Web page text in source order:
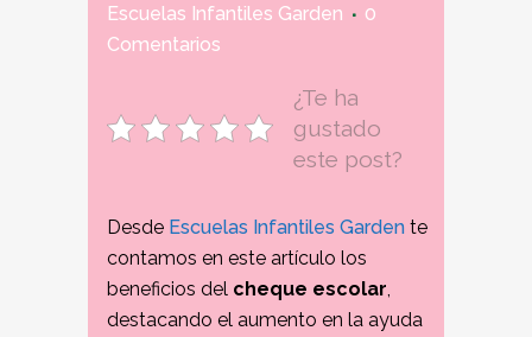
Escuelas Infantiles Garden
0
Comentarios
¿Te ha
gustado
este post?
Desde Escuelas Infantiles Garden te
contamos en este artículo los
beneficios del cheque escolar,
destacando el aumento en la ayuda